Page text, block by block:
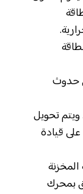
حدوث
تحويل
قيادة
المخزنة
بمحرك